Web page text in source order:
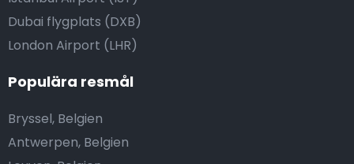
Dubai flygplats (DXB)
London Airport (LHR)
Populära resmål
Bryssel, Belgien
Antwerpen, Belgien